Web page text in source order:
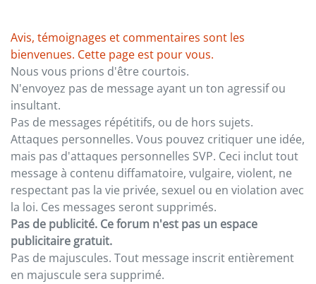
Avis, témoignages et commentaires sont les
bienvenues. Cette page est pour vous.
Nous vous prions d'être courtois.
N'envoyez pas de message ayant un ton agressif ou
insultant.
Pas de messages répétitifs, ou de hors sujets.
Attaques personnelles. Vous pouvez critiquer une idée,
mais pas d'attaques personnelles SVP. Ceci inclut tout
message à contenu diffamatoire, vulgaire, violent, ne
respectant pas la vie privée, sexuel ou en violation avec
la loi. Ces messages seront supprimés.
Pas de publicité. Ce forum n'est pas un espace
publicitaire gratuit.
Pas de majuscules. Tout message inscrit entièrement
en majuscule sera supprimé.